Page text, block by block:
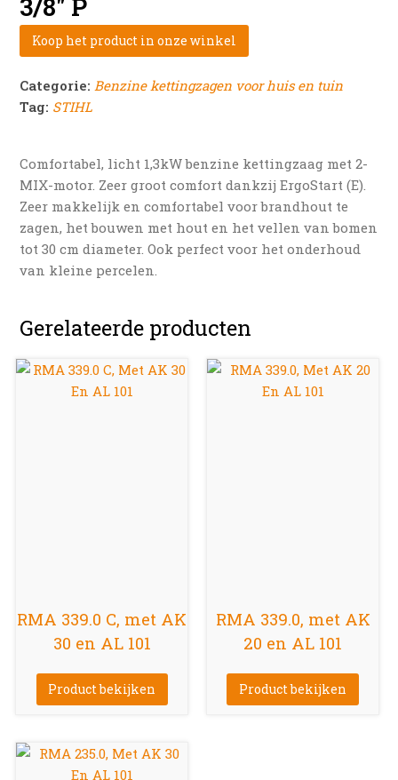
3/8″ P
Koop het product in onze winkel
Categorie: Benzine kettingzagen voor huis en tuin
Tag: STIHL
Comfortabel, licht 1,3kW benzine kettingzaag met 2-
MIX-motor. Zeer groot comfort dankzij ErgoStart (E).
Zeer makkelijk en comfortabel voor brandhout te
zagen, het bouwen met hout en het vellen van bomen
tot 30 cm diameter. Ook perfect voor het onderhoud
van kleine percelen.
Gerelateerde producten
RMA 339.0 C, met AK
30 en AL 101
Product bekijken
RMA 339.0, met AK
20 en AL 101
Product bekijken